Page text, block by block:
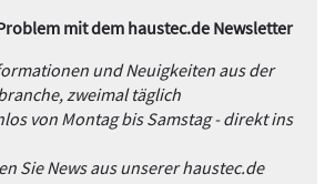
mit dem haustec.de Newsletter
und Neuigkeiten aus der
zweimal täglich
von Montag bis Samstag - direkt ins
Sie News aus unserer haustec.de